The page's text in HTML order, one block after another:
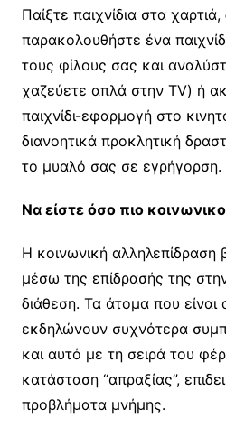
Παίξτε παιχνίδια στα χαρτιά,
παρακολουθήστε ένα
τους φίλους σας και
χαζεύετε απλά στην TV) ή
παιχνίδι-εφαρμογή στο
διανοητικά προκλητική
το μυαλό σας σε εγρήγορση.
Να είστε όσο πιο
Η κοινωνική αλληλεπίδραση
μέσω της επίδρασής της
διάθεση. Τα άτομα που
εκδηλώνουν συχνότερα
και αυτό με τη σειρά του
κατάσταση “απραξίας”,
προβλήματα μνήμης.